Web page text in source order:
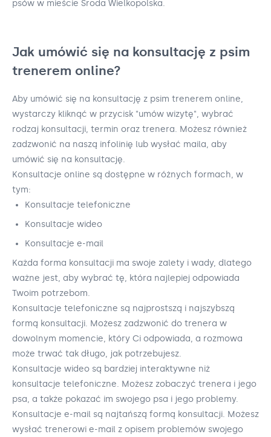
psów w mieście Środa Wielkopolska.
Jak umówić się na konsultację z psim
trenerem online?
Aby umówić się na konsultację z psim trenerem online,
wystarczy kliknąć w przycisk "umów wizytę", wybrać
rodzaj konsultacji, termin oraz trenera. Możesz również
zadzwonić na naszą infolinię lub wysłać maila, aby
umówić się na konsultację.
Konsultacje online są dostępne w różnych formach, w
tym:
Konsultacje telefoniczne
Konsultacje wideo
Konsultacje e-mail
Każda forma konsultacji ma swoje zalety i wady, dlatego
ważne jest, aby wybrać tę, która najlepiej odpowiada
Twoim potrzebom.
Konsultacje telefoniczne są najprostszą i najszybszą
formą konsultacji. Możesz zadzwonić do trenera w
dowolnym momencie, który Ci odpowiada, a rozmowa
może trwać tak długo, jak potrzebujesz.
Konsultacje wideo są bardziej interaktywne niż
konsultacje telefoniczne. Możesz zobaczyć trenera i jego
psa, a także pokazać im swojego psa i jego problemy.
Konsultacje e-mail są najtańszą formą konsultacji. Możesz
wysłać trenerowi e-mail z opisem problemów swojego